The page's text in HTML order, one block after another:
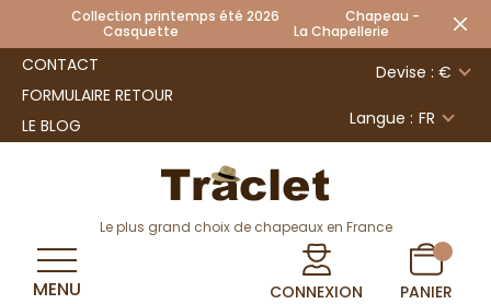
Collection printemps été 2026 Chapeau -
Casquette La Chapellerie
CONTACT
FORMULAIRE RETOUR
LE BLOG
Devise : €
Langue : FR
Le plus grand choix de chapeaux en France
CONNEXION PANIER
MENU